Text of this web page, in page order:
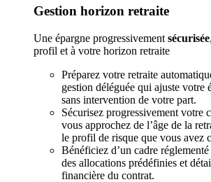
Gestion horizon retraite
Une épargne progressivement sécurisée,
profil et à votre horizon retraite
Préparez votre retraite
gestion déléguée qui ajuste votre
sans intervention de votre part.
Sécurisez progressivement votre
vous approchez de l’âge de la
le profil de risque que vous avez
Bénéficiez d’un cadre
des allocations prédéfinies et
financière du contrat.